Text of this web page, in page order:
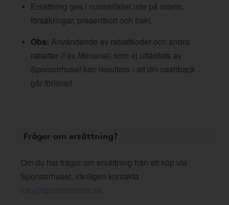
Ersättning ges i normalfallet inte på moms,
försäkringar, presentkort och frakt.
Obs: Användande av rabattkoder och andra
rabatter (t ex Mecenat) som ej utfärdats av
Sponsorhuset kan resultera i att din cashback
går förlorad.
Frågor om ersättning?
Om du har frågor om ersättning från ett köp via
Sponsorhuset, vänligen kontakta
info@sponsorhuset.se